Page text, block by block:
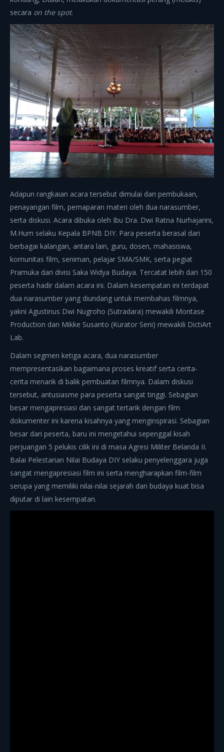
secara on the spot.
Adapun rangkaian acara tersebut dimulai dari pembukaan,
penayangan film, pemaparan materi oleh dua narasumber,
serta diskusi. Acara dibuka oleh Ibu Dra. Dwi Ratna Nurhajarini,
M.Hum selaku Kepala BPNB DIY. Para peserta berasal dari
berbagai kalangan, antara lain, guru, dosen, mahasiswa,
komunitas film, seniman, pelajar SMA/SMK, serta pegiat
Pramuka dari divisi Saka Widya Budaya. Tercatat lebih dari 150
peserta hadir dalam acara ini. Dalam kesempatan ini terdapat
dua narasumber yang diundang untuk membahas filmnya,
yakni Agustinus Dwi Nugroho (Sutradara) mewakili Montase
Production dan Mikke Susanto (Kurator Seni) mewakili DictiArt
Lab.
Dalam segmen ketiga acara, dua narasumber
mempresentasikan bagaimana proses kreatif serta cerita-
cerita menarik di balik pembuatan filmnya. Dalam diskusi
tersebut, antusiasme para peserta sangat tinggi. Sebagian
besar mengapresiasi dan sangat tertarik dengan film
dokumenter ini karena kisahnya yang menginspirasi. Sebagian
besar dari peserta, baru ini mengetahui sepenggal kisah
perjuangan 5 pelukis cilik ini di masa Agresi Militer Belanda II.
Balai Pelestarian Nilai Budaya DIY selaku penyelenggara juga
sangat mengapresiasi film ini serta mengharapkan film-film
serupa yang memiliki nilai-nilai sejarah dan budaya kuat bisa
diputar di lain kesempatan.